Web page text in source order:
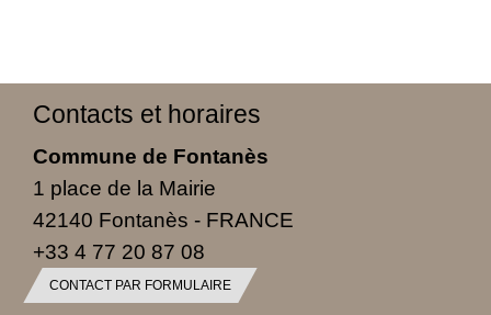
Contacts et horaires
Commune de Fontanès
1 place de la Mairie
42140 Fontanès - FRANCE
+33 4 77 20 87 08
CONTACT PAR FORMULAIRE